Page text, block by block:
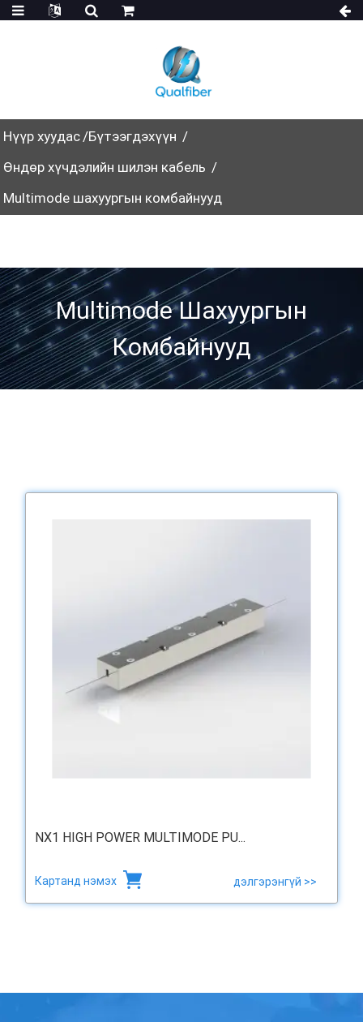
Нүүр хуудас Бүтээгдэхүүн
Өндөр хүчдэлийн шилэн кабель
Multimode шахуургын комбайнууд
Multimode Шахуургын
Комбайнууд
NX1 HIGH POWER MULTIMODE PU...
Картанд нэмэх дэлгэрэнгүй >>